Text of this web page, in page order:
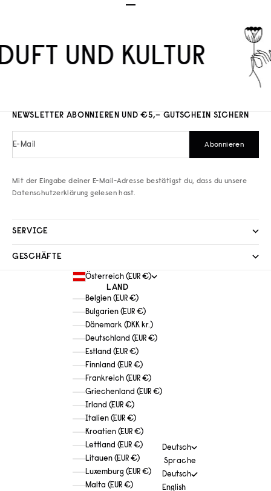
UND KULTUR
NEWSLETTER ABONNIEREN UND €5,– GUTSCHEIN SICHERN
E-Mail Abonnieren
Mit der Eingabe deiner E-Mail-Adresse bestätigst du, dass du unsere
Datenschutzerklärung gelesen hast.
SERVICE
GESCHÄFTE
Österreich (EUR €)
LAND
Belgien (EUR €)
Bulgarien (EUR €)
Dänemark (DKK kr.)
Deutschland (EUR €)
Estland (EUR €)
Finnland (EUR €)
Frankreich (EUR €)
Griechenland (EUR €)
Irland (EUR €)
Italien (EUR €)
Kroatien (EUR €)
Lettland (EUR €)
Litauen (EUR €)
Luxemburg (EUR €)
Malta (EUR €)
Deutsch
Sprache
Deutsch
English